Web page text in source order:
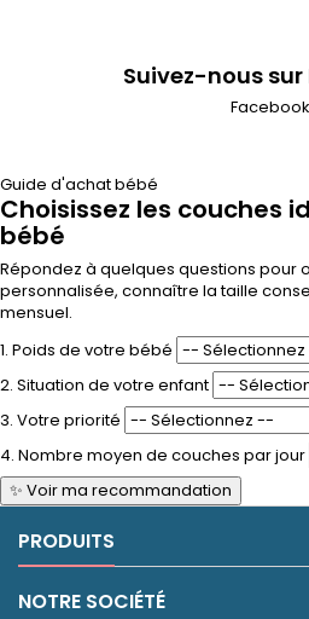
Suivez-nous
Facebook
Guide d'achat bébé
Choisissez les couches
bébé
Répondez à quelques questions pour
personnalisée, connaître la taille
mensuel.
1. Poids de votre bébé
2. Situation de votre enfant
3. Votre priorité
4. Nombre moyen de couches par jour
✨ Voir ma recommandation
PRODUITS
NOTRE SOCIÉTÉ